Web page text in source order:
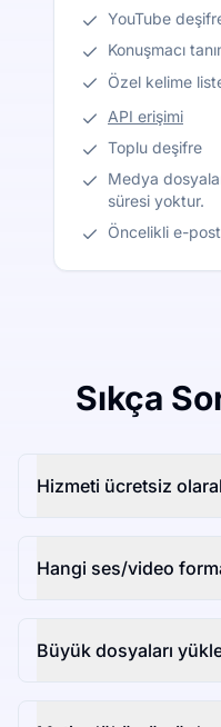
YouTube
Konuşmacı
Özel kelime
API erişimi
Toplu deşifre
Medya
süresi yoktur.
Öncelikli e-
Sıkça
Hizmeti ücretsiz
Hangi ses/video
Büyük dosyaları